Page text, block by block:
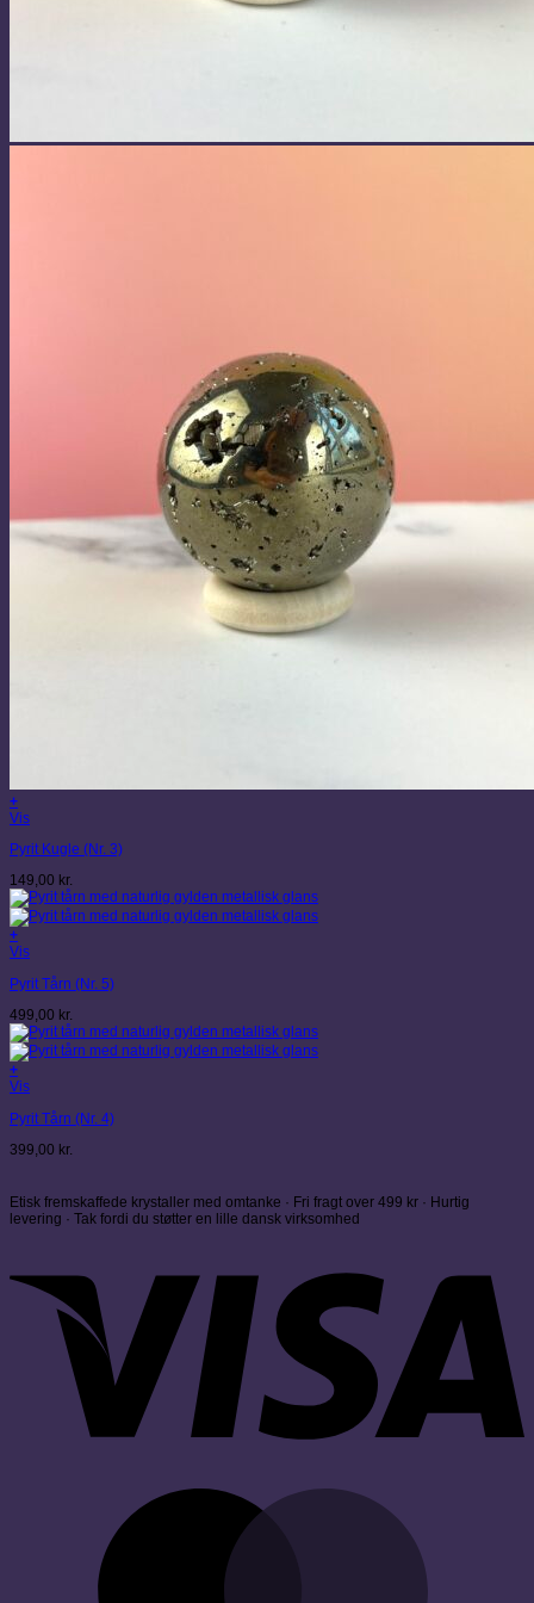
+
Vis
Pyrit Kugle (Nr. 3)
149,00 kr.
+
Vis
Pyrit Tårn (Nr. 5)
499,00 kr.
+
Vis
Pyrit Tårn (Nr. 4)
399,00 kr.
Etisk fremskaffede krystaller med omtanke · Fri fragt over 499 kr · Hurtig
levering · Tak fordi du støtter en lille dansk virksomhed